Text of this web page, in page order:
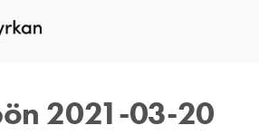
2021-03-20